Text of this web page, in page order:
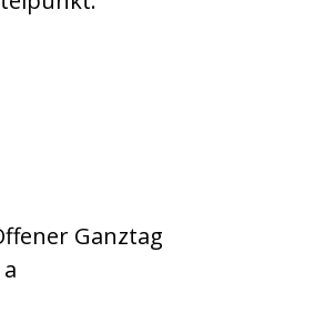
Ganztag